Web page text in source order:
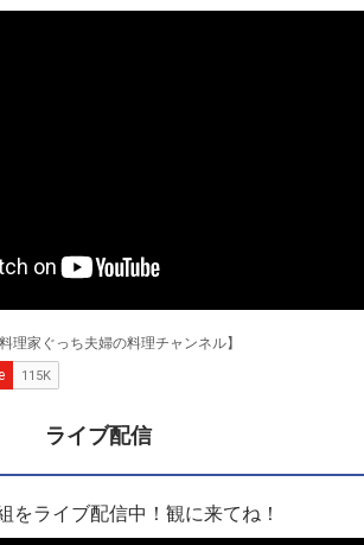
ライブ配信
をライブ配信中！観に来てね！